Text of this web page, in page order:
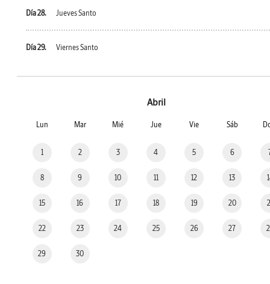
Día 28. Jueves Santo
Día 29. Viernes Santo
Abril
Lun Mar Mié Jue Vie Sáb
1 2 3 4 5 6
8 9 10 11 12 13
15 16 17 18 19 20
22 23 24 25 26 27
29 30